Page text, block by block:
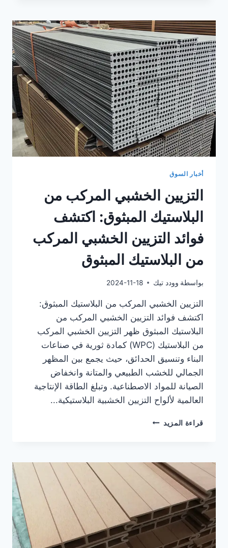
اكتشف
فوائد
أرضيات
السطح
الخشبية
البلاستيكية
لمساحاتك
الخارجية
أخبار السوق
التزيين الخشبي المركب من
البلاستيك المبثوق: اكتشف
فوائد التزيين الخشبي المركب
من البلاستيك المبثوق
بواسطة وودد تيك 2024-11-18
التزيين الخشبي المركب من البلاستيك المبثوق:
اكتشف فوائد التزيين الخشبي المركب من
البلاستيك المبثوق ظهر التزيين الخشبي المركب
من البلاستيك (WPC) كمادة ثورية في صناعات
البناء وتنسيق الحدائق، حيث يجمع بين المظهر
الجمالي للخشب الطبيعي والمتانة وانخفاض
الصيانة للمواد الاصطناعية. وتبلغ الطاقة الإنتاجية
العالمية لألواح التزيين الخشبية البلاستيكية...
قراءة المزيد التزيين
البلاستيك
المبثوق:
اكتشف
فوائد
التزيين
الخشبي
المركب